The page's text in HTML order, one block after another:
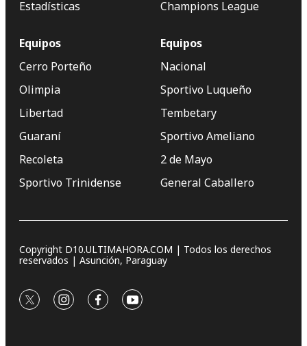
Estadísticas
Champions League
Equipos
Cerro Porteño
Olimpia
Libertad
Guaraní
Recoleta
Sportivo Trinidense
Equipos
Nacional
Sportivo Luqueño
Tembetary
Sportivo Ameliano
2 de Mayo
General Caballero
Copyright D10.ULTIMAHORA.COM | Todos los derechos
reservados | Asunción, Paraguay
twitterinstagram
facebookyoutube